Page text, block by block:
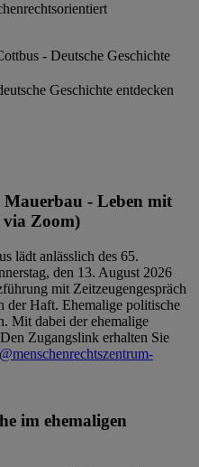
Geschichte entdecken
Mauerbau - Leben mit
Zoom)
lädt anlässlich des 65.
den 13. August 2026
mit Zeitzeugengespräch
der Haft. Ehemalige politische
Mit dabei der ehemalige
Zugangslink erhalten Sie
im ehemaligen